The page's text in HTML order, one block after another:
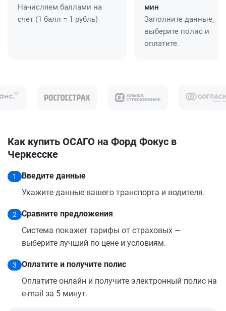
Начисляем баллами на
счет (1 балл = 1 рубль)
мин
Заполните данные,
выберите полис и
оплатите.
Как купить ОСАГО на Форд Фокус в
Черкесске
1
Введите данные
Укажите данные вашего транспорта и водителя.
2
Сравните предложения
Система покажет тарифы от страховых —
выберите лучший по цене и условиям.
3
Оплатите и получите полис
Оплатите онлайн и получите электронный полис на
e-mail за 5 минут.